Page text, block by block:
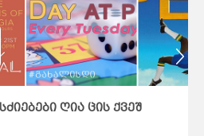
ღია ცის ქვეშ